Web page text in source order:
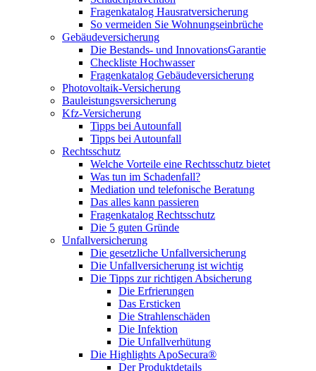
Fragenkatalog Hausratversicherung
So vermeiden Sie Wohnungseinbrüche
Gebäudeversicherung
Die Bestands- und InnovationsGarantie
Checkliste Hochwasser
Fragenkatalog Gebäudeversicherung
Photovoltaik-Versicherung
Bauleistungsversicherung
Kfz-Versicherung
Tipps bei Autounfall
Tipps bei Autounfall
Rechtsschutz
Welche Vorteile eine Rechtsschutz bietet
Was tun im Schadenfall?
Mediation und telefonische Beratung
Das alles kann passieren
Fragenkatalog Rechtsschutz
Die 5 guten Gründe
Unfallversicherung
Die gesetzliche Unfallversicherung
Die Unfallversicherung ist wichtig
Die Tipps zur richtigen Absicherung
Die Erfrierungen
Das Ersticken
Die Strahlenschäden
Die Infektion
Die Unfallverhütung
Die Highlights ApoSecura®
Der Produktdetails